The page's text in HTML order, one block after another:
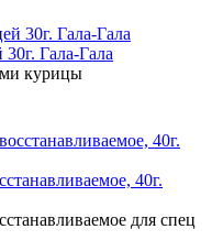
Гала-Гала
курицы
40г.
для спец